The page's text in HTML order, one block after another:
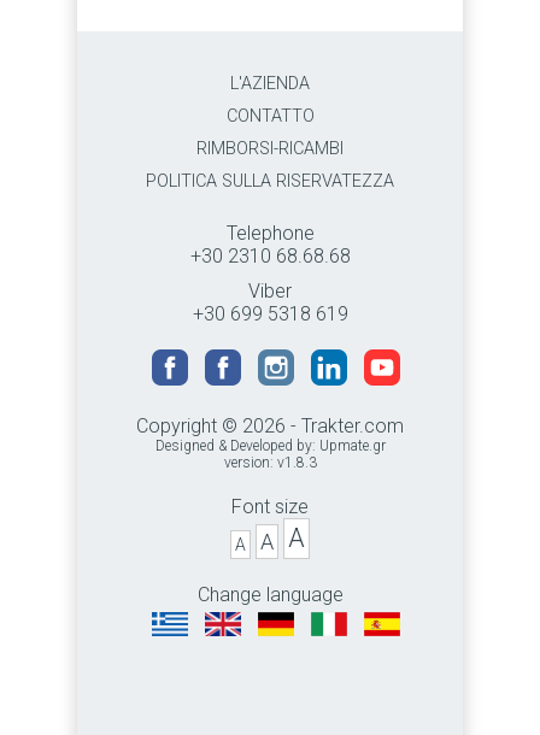
L'AZIENDA
CONTATTO
RIMBORSI-RICAMBI
POLITICA SULLA RISERVATEZZA
Telephone
+30 2310 68.68.68
Viber
+30 699 5318 619
Copyright © 2026 - Trakter.com
Designed & Developed by: Upmate.gr
version: v1.8.3
Font size
A A A
Change language